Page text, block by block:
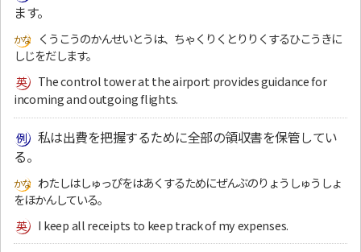
ます。
くうこうのかんせいとうは、ちゃくりくとりりくするひこうきに
しじをだします。
The control tower at the airport provides guidance for
incoming and outgoing flights.
私は出費を把握するために全部の領収書を保管してい
る。
わたしはしゅっぴをはあくするためにぜんぶのりょうしゅうしょ
をほかんしている。
I keep all receipts to keep track of my expenses.